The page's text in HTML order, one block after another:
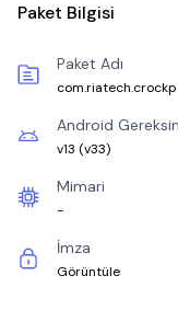
Paket Bilgisi
Paket Adı
Android
v13 (v33)
Mimari
-
İmza
Görüntüle